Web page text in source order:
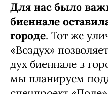
Для нас было
биеннале
городе. Тот же
«Воздух»
дух биеннале в
мы планируем